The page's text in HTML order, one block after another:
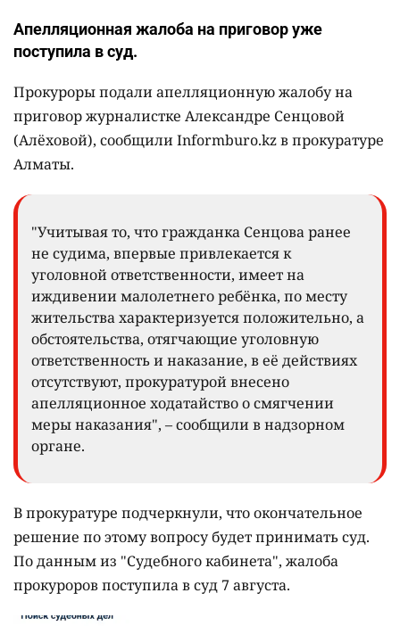
Апелляционная жалоба на приговор уже
поступила в суд.
Прокуроры подали апелляционную жалобу на
приговор журналистке Александре Сенцовой
(Алёховой), сообщили Informburo.kz в прокуратуре
Алматы.
"Учитывая то, что гражданка Сенцова ранее
не судима, впервые привлекается к
уголовной ответственности, имеет на
иждивении малолетнего ребёнка, по месту
жительства характеризуется положительно, а
обстоятельства, отягчающие уголовную
ответственность и наказание, в её действиях
отсутствуют, прокуратурой внесено
апелляционное ходатайство о смягчении
меры наказания", – сообщили в надзорном
органе.
В прокуратуре подчеркнули, что окончательное
решение по этому вопросу будет принимать суд.
По данным из "Судебного кабинета", жалоба
прокуроров поступила в суд 7 августа.